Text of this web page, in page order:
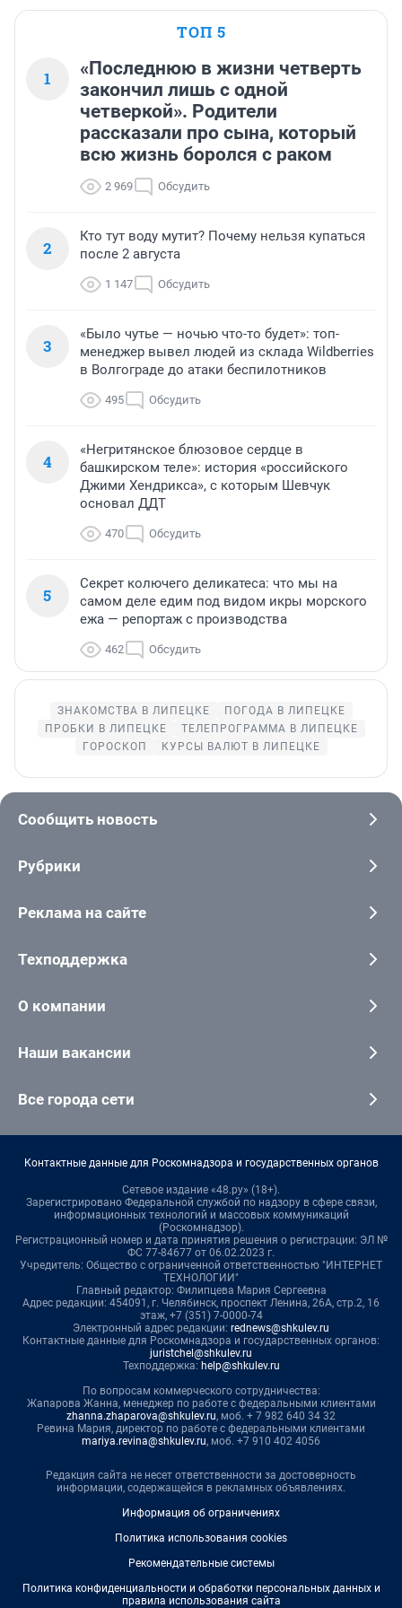
ТОП 5
1
«Последнюю в жизни четверть
закончил лишь с одной
четверкой». Родители
рассказали про сына, который
всю жизнь боролся с раком
2 969 Обсудить
2
Кто тут воду мутит? Почему нельзя купаться
после 2 августа
1 147 Обсудить
3
«Было чутье — ночью что-то будет»: топ-
менеджер вывел людей из склада Wildberries
в Волгограде до атаки беспилотников
495 Обсудить
4
«Негритянское блюзовое сердце в
башкирском теле»: история «российского
Джими Хендрикса», с которым Шевчук
основал ДДТ
470 Обсудить
5
Секрет колючего деликатеса: что мы на
самом деле едим под видом икры морского
ежа — репортаж с производства
462 Обсудить
ЗНАКОМСТВА В ЛИПЕЦКЕ
ПОГОДА В ЛИПЕЦКЕ
ПРОБКИ В ЛИПЕЦКЕ
ТЕЛЕПРОГРАММА В ЛИПЕЦКЕ
ГОРОСКОП
КУРСЫ ВАЛЮТ В ЛИПЕЦКЕ
Сообщить новость
Рубрики
Реклама на сайте
Техподдержка
О компании
Наши вакансии
Все города сети
Контактные данные для Роскомнадзора и государственных органов
Сетевое издание «48.ру» (18+).
Зарегистрировано Федеральной службой по надзору в сфере связи,
информационных технологий и массовых коммуникаций
(Роскомнадзор).
Регистрационный номер и дата принятия решения о регистрации: ЭЛ №
ФС 77-84677 от 06.02.2023 г.
Учредитель: Общество с ограниченной ответственностью "ИНТЕРНЕТ
ТЕХНОЛОГИИ"
Главный редактор: Филипцева Мария Сергеевна
Адрес редакции: 454091, г. Челябинск, проспект Ленина, 26А, стр.2, 16
этаж, +7 (351) 7-0000-74
Электронный адрес редакции: rednews@shkulev.ru
Контактные данные для Роскомнадзора и государственных органов:
juristchel@shkulev.ru
Техподдержка: help@shkulev.ru
По вопросам коммерческого сотрудничества:
Жапарова Жанна, менеджер по работе с федеральными клиентами
zhanna.zhaparova@shkulev.ru, моб. + 7 982 640 34 32
Ревина Мария, директор по работе с федеральными клиентами
mariya.revina@shkulev.ru, моб. +7 910 402 4056
Редакция сайта не несет ответственности за достоверность
информации, содержащейся в рекламных объявлениях.
Информация об ограничениях
Политика использования cookies
Рекомендательные системы
Политика конфиденциальности и обработки персональных данных и
правила использования сайта